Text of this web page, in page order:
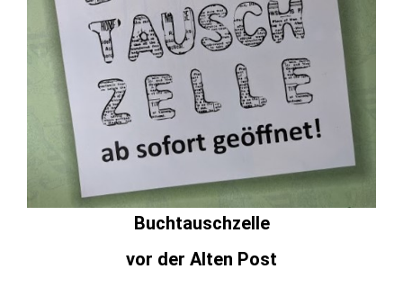
Buchtauschzelle
vor der Alten Post